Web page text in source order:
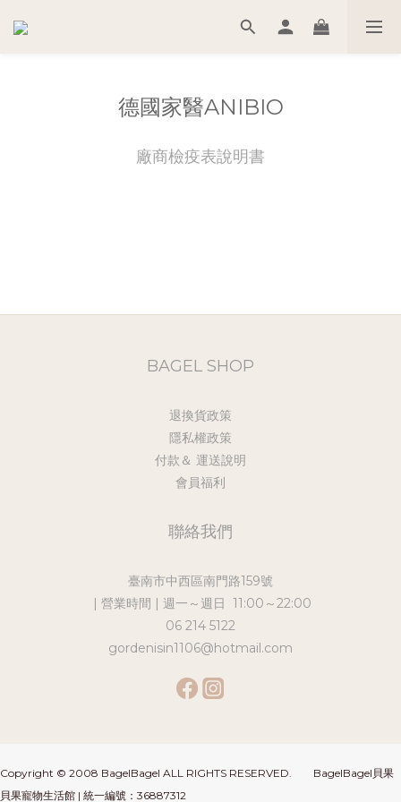
德國家醫ANIBIO
廠商檢疫表說明書
BAGEL SHOP
退換貨政策
隱私權政策
付款＆ 運送說明
會員福利
聯絡我們
臺南市中西區南門路159號
| 營業時間 | 週一～週日 11:00～22:00
06 214 5122
gordenisin1106@hotmail.com
Copyright © 2008 BagelBagel ALL RIGHTS RESERVED. BagelBagel貝果
貝果寵物生活館 | 統一編號：36887312